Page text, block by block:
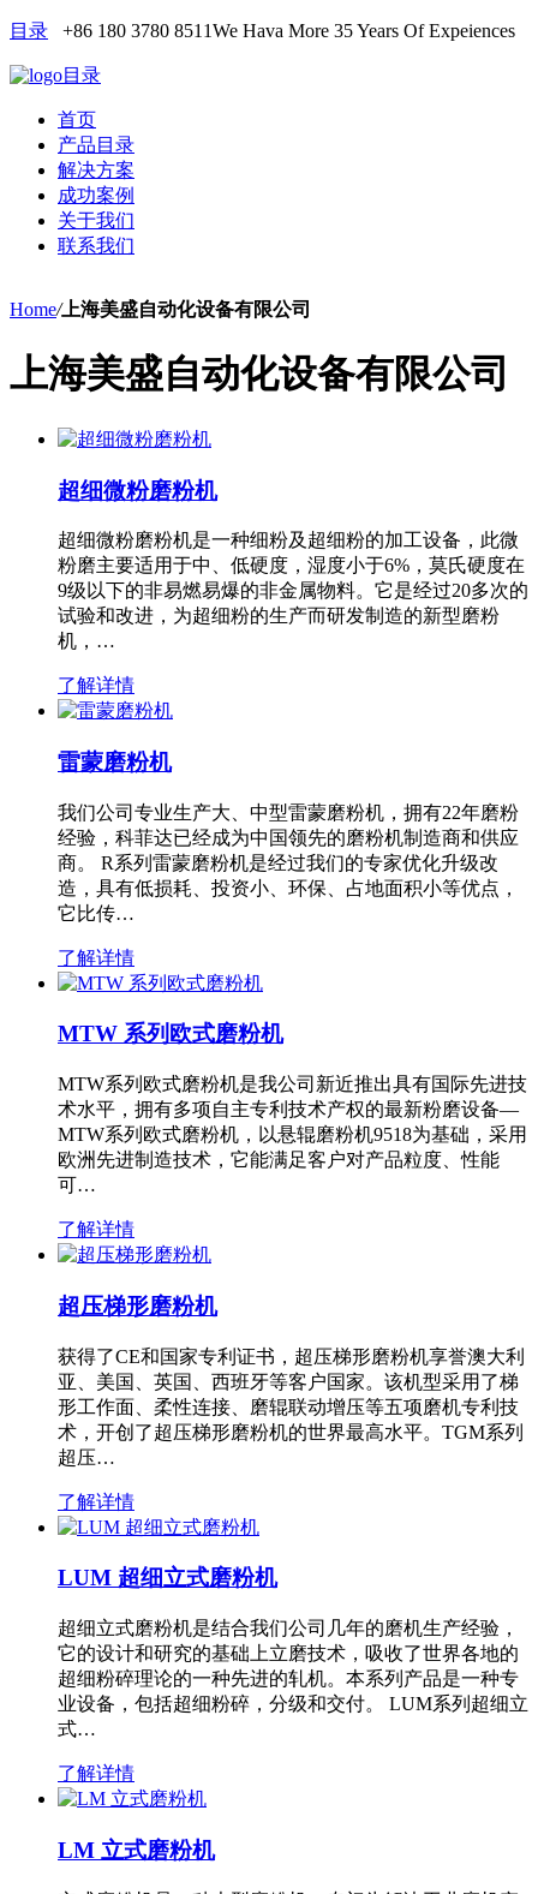
目录 +86 180 3780 8511We Hava More 35 Years Of Expeiences
目录
首页
产品目录
解决方案
成功案例
关于我们
联系我们
Home/上海美盛自动化设备有限公司
上海美盛自动化设备有限公司
超细微粉磨粉机
超细微粉磨粉机是一种细粉及超细粉的加工设备，此微
粉磨主要适用于中、低硬度，湿度小于6%，莫氏硬度在
9级以下的非易燃易爆的非金属物料。它是经过20多次的
试验和改进，为超细粉的生产而研发制造的新型磨粉
机，…
了解详情
雷蒙磨粉机
我们公司专业生产大、中型雷蒙磨粉机，拥有22年磨粉
经验，科菲达已经成为中国领先的磨粉机制造商和供应
商。 R系列雷蒙磨粉机是经过我们的专家优化升级改
造，具有低损耗、投资小、环保、占地面积小等优点，
它比传…
了解详情
MTW 系列欧式磨粉机
MTW系列欧式磨粉机是我公司新近推出具有国际先进技
术水平，拥有多项自主专利技术产权的最新粉磨设备—
MTW系列欧式磨粉机，以悬辊磨粉机9518为基础，采用
欧洲先进制造技术，它能满足客户对产品粒度、性能
可…
了解详情
超压梯形磨粉机
获得了CE和国家专利证书，超压梯形磨粉机享誉澳大利
亚、美国、英国、西班牙等客户国家。该机型采用了梯
形工作面、柔性连接、磨辊联动增压等五项磨机专利技
术，开创了超压梯形磨粉机的世界最高水平。TGM系列
超压…
了解详情
LUM 超细立式磨粉机
超细立式磨粉机是结合我们公司几年的磨机生产经验，
它的设计和研究的基础上立磨技术，吸收了世界各地的
超细粉碎理论的一种先进的轧机。本系列产品是一种专
业设备，包括超细粉碎，分级和交付。 LUM系列超细立
式…
了解详情
LM 立式磨粉机